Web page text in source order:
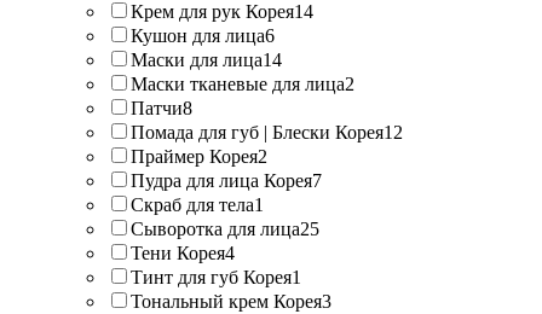
Крем для рук Корея14
Кушон для лица6
Маски для лица14
Маски тканевые для лица2
Патчи8
Помада для губ | Блески Корея12
Праймер Корея2
Пудра для лица Корея7
Скраб для тела1
Сыворотка для лица25
Тени Корея4
Тинт для губ Корея1
Тональный крем Корея3